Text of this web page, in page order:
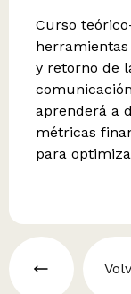
Curso
y retorno de
aprenderá a
métricas
para